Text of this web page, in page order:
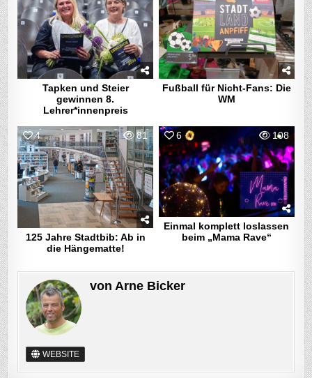
Tapken und Steier
gewinnen 8.
Lehrer*innenpreis
Fußball für Nicht-Fans: Die
WM
4 81
125 Jahre Stadtbib: Ab in
die Hängematte!
6 108
Einmal komplett loslassen
beim „Mama Rave“
von Arne Bicker
WEBSITE